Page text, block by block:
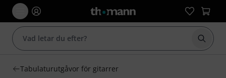
Börja
Tabulaturutgåvor för gitarrer